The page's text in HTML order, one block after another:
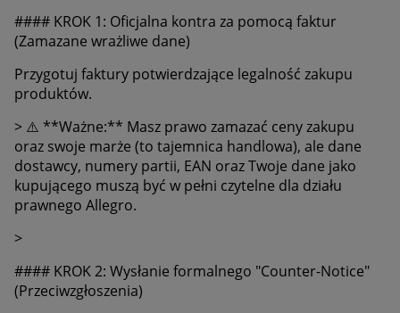
#### KROK 1: Oficjalna kontra za pomocą faktur
(Zamazane wrażliwe dane)
Przygotuj faktury potwierdzające legalność zakupu
produktów.
> ⚠️ **Ważne:** Masz prawo zamazać ceny zakupu
oraz swoje marże (to tajemnica handlowa), ale dane
dostawcy, numery partii, EAN oraz Twoje dane jako
kupującego muszą być w pełni czytelne dla działu
prawnego Allegro.
>
#### KROK 2: Wysłanie formalnego "Counter-Notice"
(Przeciwzgłoszenia)